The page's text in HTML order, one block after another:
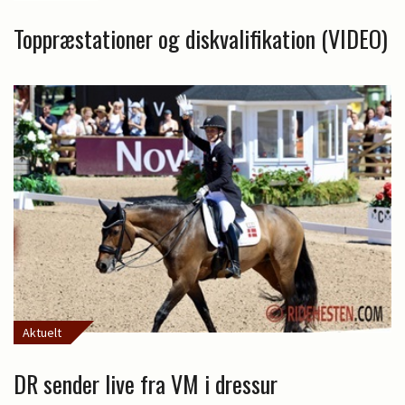
Toppræstationer og diskvalifikation (VIDEO)
Aktuelt
DR sender live fra VM i dressur